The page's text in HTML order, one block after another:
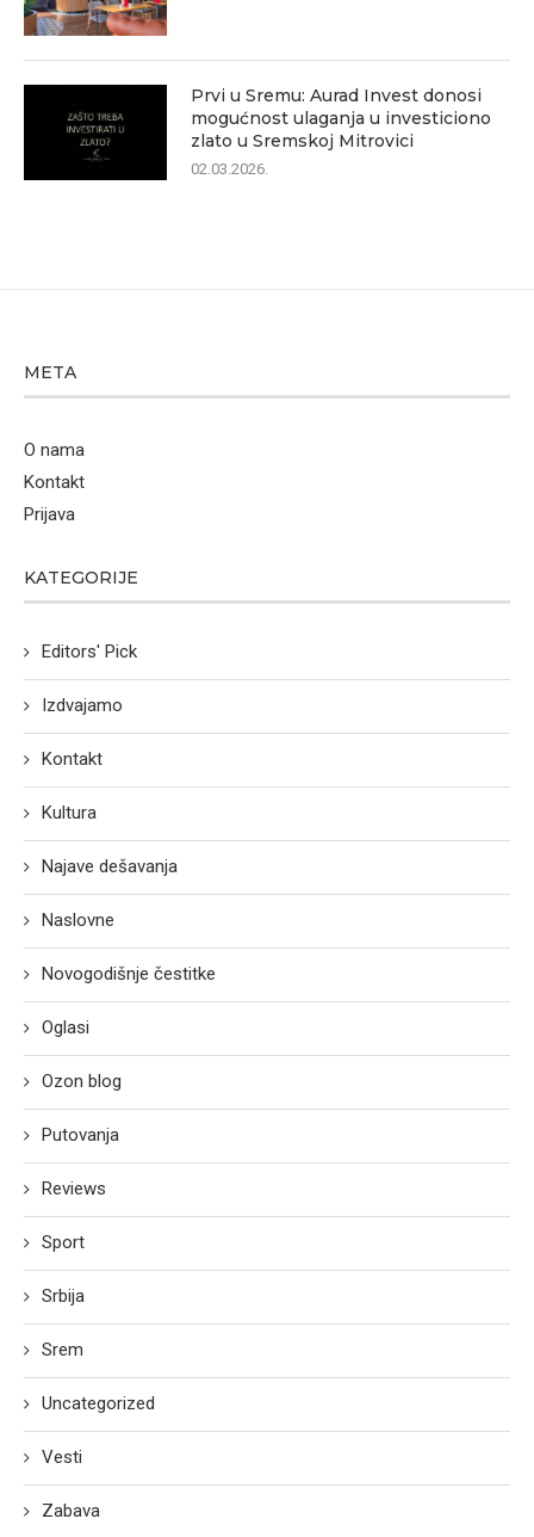
Prvi u Sremu: Aurad Invest donosi
mogućnost ulaganja u investiciono
zlato u Sremskoj Mitrovici
02.03.2026.
META
O nama
Kontakt
Prijava
KATEGORIJE
Editors' Pick
Izdvajamo
Kontakt
Kultura
Najave dešavanja
Naslovne
Novogodišnje čestitke
Oglasi
Ozon blog
Putovanja
Reviews
Sport
Srbija
Srem
Uncategorized
Vesti
Zabava